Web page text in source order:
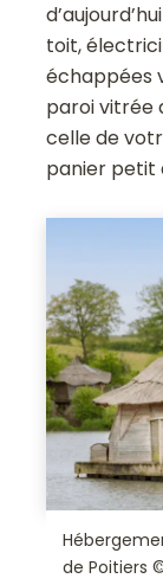
toit,
échappées
paroi vitrée
celle de
panier petit
de Poitiers